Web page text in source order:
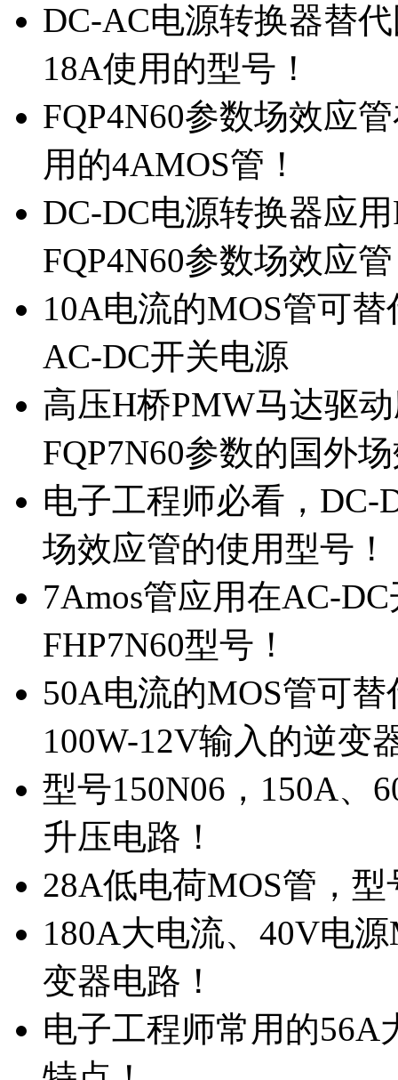
DC-AC电源转换器替
18A使用的型号！
FQP4N60参数场效应
用的4AMOS管！
DC-DC电源转换器应
FQP4N60参数场效应
10A电流的MOS管可
AC-DC开关电源
高压H桥PMW马达驱
FQP7N60参数的国外
电子工程师必看，DC-
场效应管的使用型号！
7Amos管应用在AC-
FHP7N60型号！
50A电流的MOS管可
100W-12V输入的逆变
型号150N06，150A、
升压电路！
28A低电荷MOS管，
180A大电流、40V电
变器电路！
电子工程师常用的56A